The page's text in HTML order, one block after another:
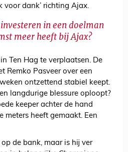
voor dank’ richting Ajax.
in een doelman
meer heeft bij Ajax?
Ten Hag te verplaatsen. De
Remko Pasveer over een
ontzettend stabiel keept.
langdurige blessure oploopt?
keeper achter de hand
meters heeft gemaakt. Een
de bank, maar is hij ver